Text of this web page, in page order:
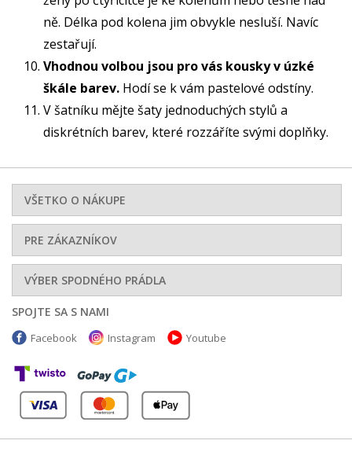
ně. Délka pod kolena jim obvykle nesluší. Navíc
zestařují.
Vhodnou volbou jsou pro vás kousky v úzké
škále barev. Hodí se k vám pastelové odstíny.
V šatníku mějte šaty jednoduchých stylů a
diskrétních barev, které rozzáříte svými doplňky.
VŠETKO O NÁKUPE
PRE ZÁKAZNÍKOV
VÝBER SPODNÉHO PRÁDLA
SPOJTE SA S NAMI
Facebook Instagram Youtube